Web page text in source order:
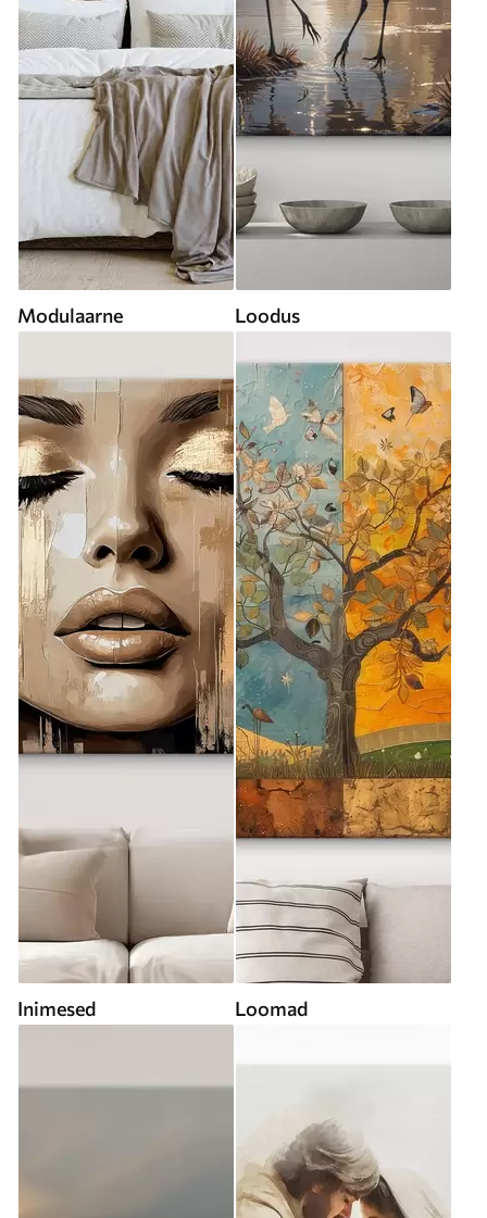
Modulaarne Loodus
Inimesed Loomad